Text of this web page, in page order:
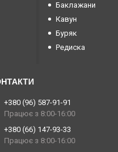
Баклажани
Кавун
Буряк
Редиска
+380 (96) 587-91-91
Працює з 8:00-16:00
+380 (66) 147-93-33
Працює з 8:00-16:00